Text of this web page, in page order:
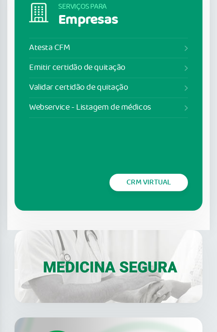
SERVIÇOS PARA
Empresas
Atesta CFM
Emitir certidão de quitação
Validar certidão de quitação
Webservice - Listagem de médicos
CRM VIRTUAL